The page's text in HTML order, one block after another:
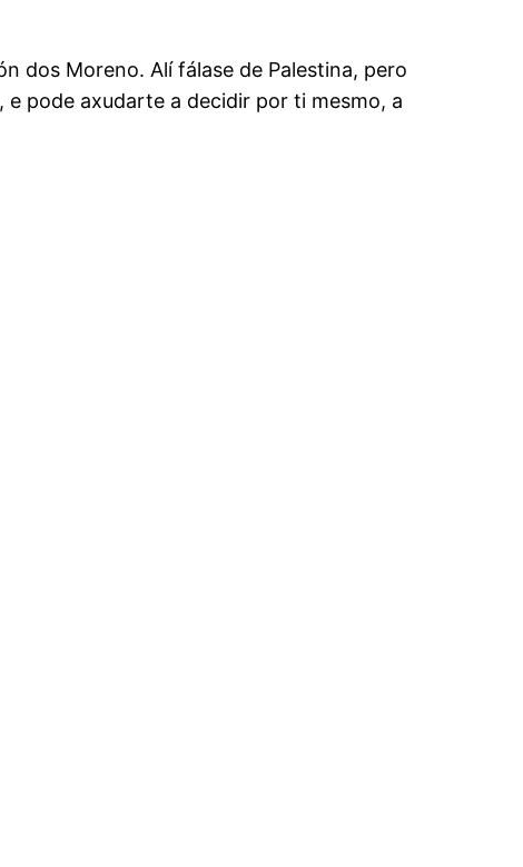
dos Moreno. Alí fálase de Palestina, pero
pode axudarte a decidir por ti mesmo, a